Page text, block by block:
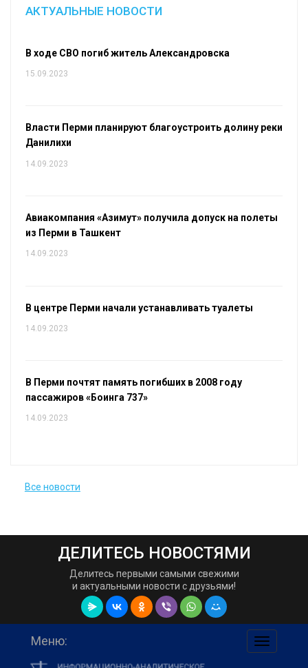
АКТУАЛЬНЫЕ НОВОСТИ
В ходе СВО погиб житель Александровска
15.09.2023
Власти Перми планируют благоустроить долину реки
Данилихи
14.09.2023
Авиакомпания «Азимут» получила допуск на полеты
из Перми в Ташкент
14.09.2023
В центре Перми начали устанавливать туалеты
14.09.2023
В Перми почтят память погибших в 2008 году
пассажиров «Боинга 737»
14.09.2023
Все новости
ДЕЛИТЕСЬ НОВОСТЯМИ
Делитесь первыми самыми свежими
и актуальными новости с друзьями!
по
Меню: